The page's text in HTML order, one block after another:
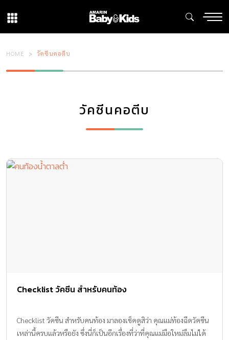
HOME วัคซีนคอตีบ
วัคซีนคอตีบ
Checklist วัคซีน สำหรับคนท้อง
Checklist วัคซีน สำหรับคนท้อง มาลองเช็คดูสิว่า คุณแม่ท้องฉีดวัคซีน
เหล่านี้ครบแล้วหรือยัง ซึ่งนี่ก็เป็นอีกเรื่องที่ว่าที่คุณแม่มือใหม่ลืมไม่ได้